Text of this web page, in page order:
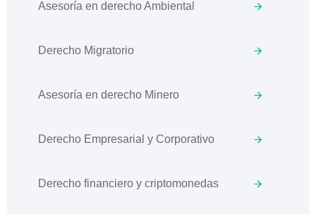
Asesoría en derecho Ambiental
Derecho Migratorio
Asesoría en derecho Minero
Derecho Empresarial y Corporativo
Derecho financiero y criptomonedas